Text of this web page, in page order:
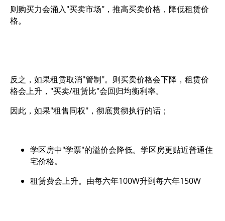
则购买力会涌入"买卖市场"，推高买卖价格，降低租赁价
格。
反之，如果租赁取消"管制"。则买卖价格会下降，租赁价
格会上升，"买卖/租赁比"会回归均衡利率。
因此，如果"租售同权"，彻底贯彻执行的话；
学区房中"学票"的溢价会降低。学区房更贴近普通住
宅价格。
租赁费会上升。由每六年100W升到每六年150W